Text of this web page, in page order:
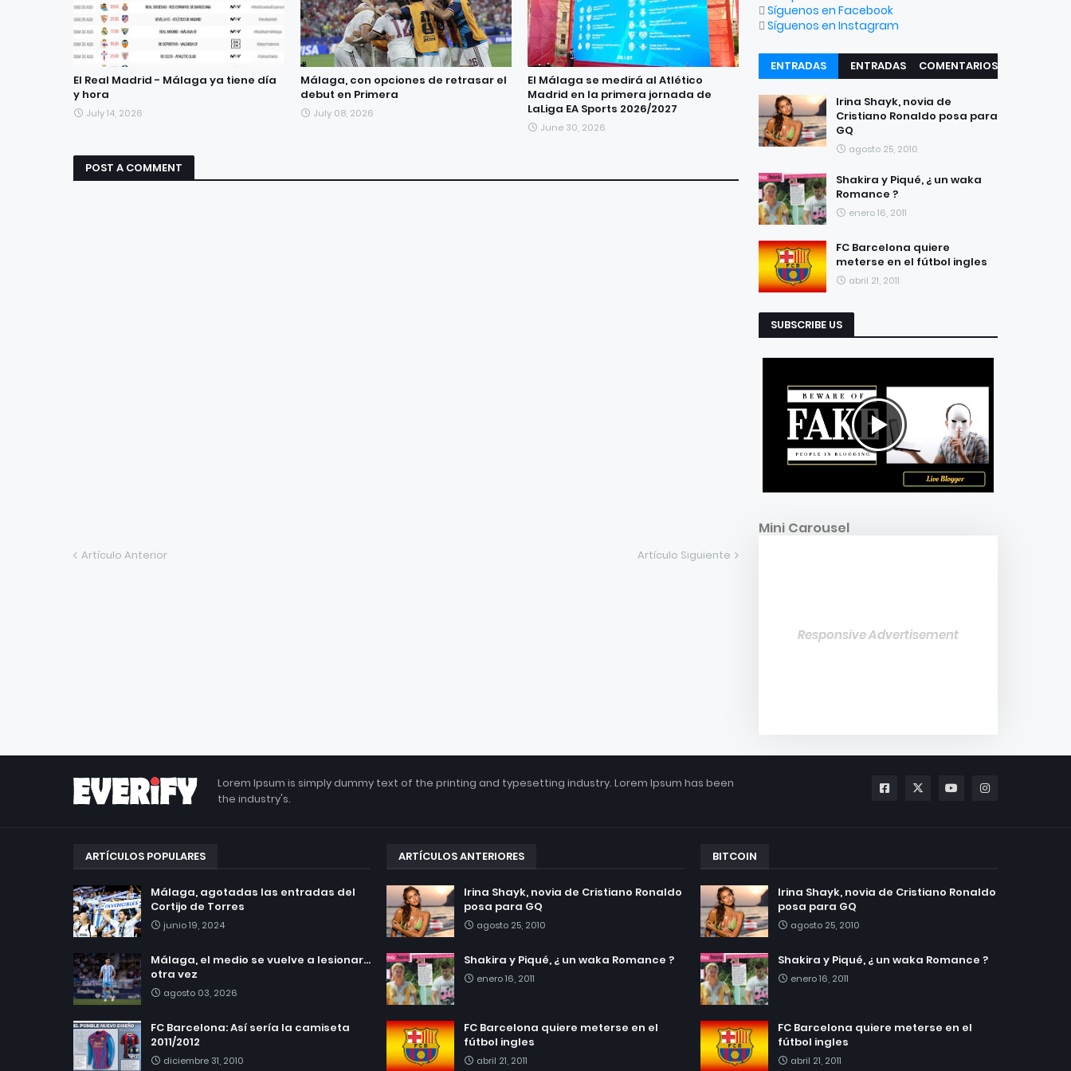
El Real Madrid - Málaga ya tiene día
y hora
July 14, 2026
Málaga, con opciones de retrasar el
debut en Primera
July 08, 2026
El Málaga se medirá al Atlético
Madrid en la primera jornada de
LaLiga EA Sports 2026/2027
June 30, 2026
POST A COMMENT
Artículo Anterior Artículo Siguiente
Síguenos en Facebook
Síguenos en Instagram
ENTRADAS
RECIENTES
ENTRADAS
COMENTARIOS
Irina Shayk, novia de
Cristiano Ronaldo posa para
GQ
agosto 25, 2010
Shakira y Piqué, ¿ un waka
Romance ?
enero 16, 2011
FC Barcelona quiere
meterse en el fútbol ingles
abril 21, 2011
SUBSCRIBE US
Mini Carousel
Responsive Advertisement
Lorem Ipsum is simply dummy text of the printing and typesetting industry. Lorem Ipsum has been
the industry's.
ARTÍCULOS POPULARES
Málaga, agotadas las entradas del
Cortijo de Torres
junio 19, 2024
Málaga, el medio se vuelve a lesionar...
otra vez
agosto 03, 2026
FC Barcelona: Así sería la camiseta
2011/2012
diciembre 31, 2010
ARTÍCULOS ANTERIORES
Irina Shayk, novia de Cristiano Ronaldo
posa para GQ
agosto 25, 2010
Shakira y Piqué, ¿ un waka Romance ?
enero 16, 2011
FC Barcelona quiere meterse en el
fútbol ingles
abril 21, 2011
BITCOIN
Irina Shayk, novia de Cristiano Ronaldo
posa para GQ
agosto 25, 2010
Shakira y Piqué, ¿ un waka Romance ?
enero 16, 2011
FC Barcelona quiere meterse en el
fútbol ingles
abril 21, 2011